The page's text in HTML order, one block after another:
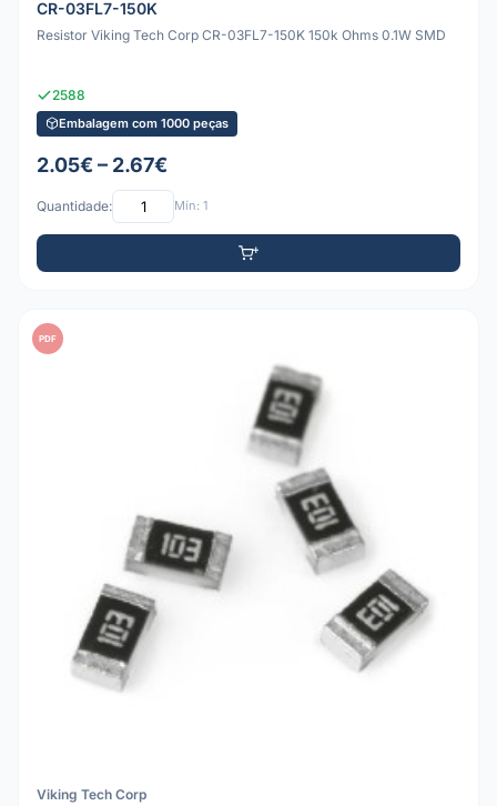
CR-03FL7-150K
Resistor Viking Tech Corp CR-03FL7-150K 150k Ohms 0.1W SMD
2588
Embalagem com 1000 peças
2.05€ – 2.67€
Quantidade: Mín: 1
PDF
Viking Tech Corp